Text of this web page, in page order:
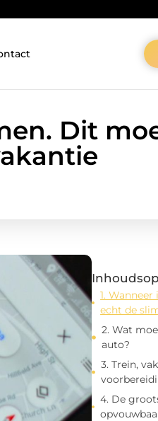
Dit
1.
echt de
2. Wat
auto?
3. Trein,
4. De